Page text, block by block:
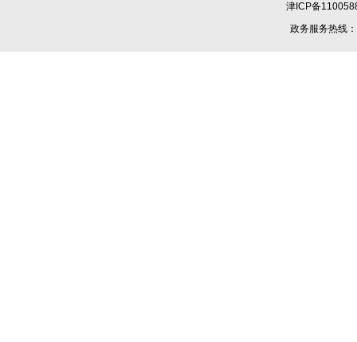
津ICP备
政务服务热线